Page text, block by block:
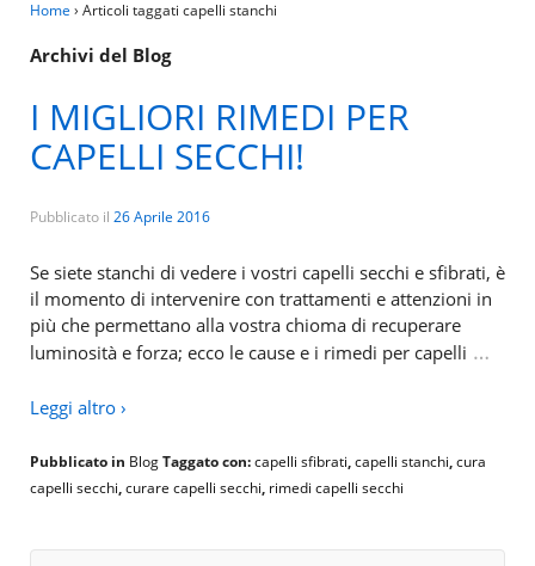
Home › Articoli taggati capelli stanchi
Archivi del Blog
I MIGLIORI RIMEDI PER
CAPELLI SECCHI!
Pubblicato il 26 Aprile 2016
Se siete stanchi di vedere i vostri capelli secchi e sfibrati, è
il momento di intervenire con trattamenti e attenzioni in
più che permettano alla vostra chioma di recuperare
luminosità e forza; ecco le cause e i rimedi per capelli …
Leggi altro ›
Pubblicato in BlogTaggato con:capelli sfibrati,capelli stanchi,cura
capelli secchi,curare capelli secchi, rimedi capelli secchi